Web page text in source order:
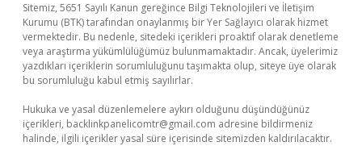
Sitemiz, 5651 Sayılı Kanun gereğince Bilgi Teknolojileri ve İletişim
Kurumu (BTK) tarafından onaylanmış bir Yer Sağlayıcı olarak hizmet
vermektedir. Bu nedenle, sitedeki içerikleri proaktif olarak denetleme
veya araştırma yükümlülüğümüz bulunmamaktadır. Ancak, üyelerimiz
yazdıkları içeriklerin sorumluluğunu taşımakta olup, siteye üye olarak
bu sorumluluğu kabul etmiş sayılırlar.
Hukuka ve yasal düzenlemelere aykırı olduğunu düşündüğünüz
içerikleri, backlinkpanelicomtr@gmail.com adresine bildirmeniz
halinde, ilgili içerikler yasal süre içerisinde sitemizden kaldırılacaktır.